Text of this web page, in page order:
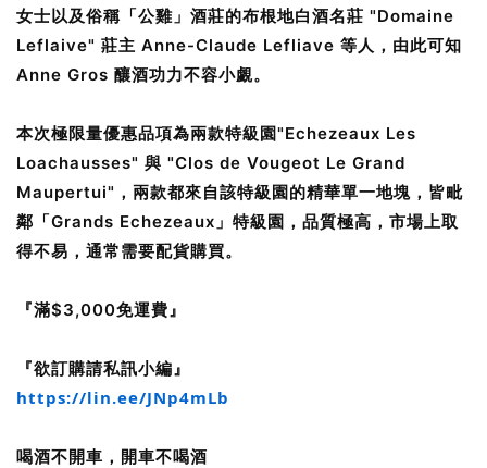
女士以及俗稱「公雞」酒莊的布根地白酒名莊 "Domaine
Leflaive" 莊主 Anne-Claude Lefliave 等人，由此可知
Anne Gros 釀酒功力不容小覷。
本次極限量優惠品項為兩款特級園"Echezeaux Les
Loachausses" 與 "Clos de Vougeot Le Grand
Maupertui"，兩款都來自該特級園的精華單一地塊，皆毗
鄰「Grands Echezeaux」特級園，品質極高，市場上取
得不易，通常需要配貨購買。
『滿$3,000免運費』
『欲訂購請私訊小編』
https://lin.ee/JNp4mLb
喝酒不開車，開車不喝酒